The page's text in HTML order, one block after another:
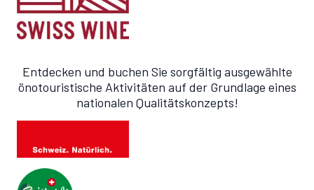
Entdecken und buchen Sie sorgfältig ausgewählte
önotouristische Aktivitäten auf der Grundlage eines
nationalen Qualitätskonzepts!